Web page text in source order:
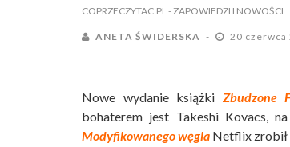
COPRZECZYTAC.PL- ZAPOWIEDZI I NOWOŚCI
ANETA ŚWIDERSKA 20 czerwca
Nowe wydanie książki Zbudzone
bohaterem jest Takeshi Kovacs,
Modyfikowanego węgla Netflix zrobił